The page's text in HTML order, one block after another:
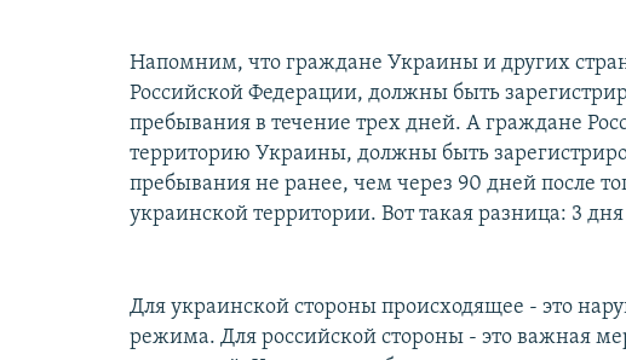
Напомним, что граждане Украины и других
Российской Федерации, должны быть
пребывания в течение трех дней. А граждане
территорию Украины, должны быть
пребывания не ранее, чем через 90 дней после
украинской территории. Вот такая разница: 3
Для украинской стороны происходящее - это
режима. Для российской стороны - это важная